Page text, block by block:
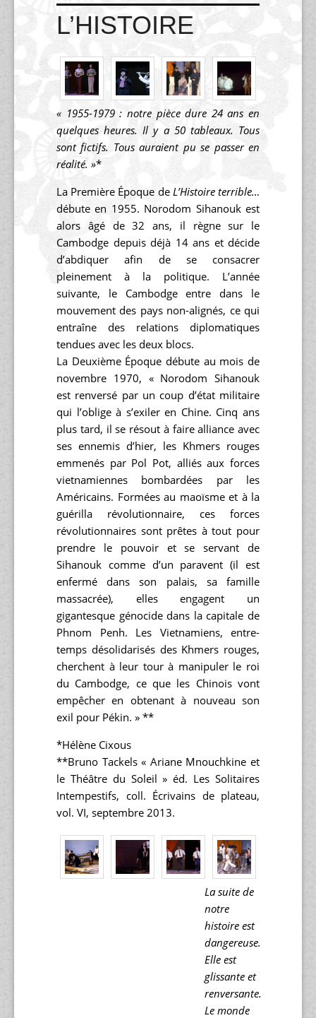
L’HISTOIRE
« 1955-1979 : notre pièce dure 24 ans en
quelques heures. Il y a 50 tableaux. Tous
sont fictifs. Tous auraient pu se passer en
réalité. »*
La Première Époque deL’Histoire terrible…
débute en 1955. Norodom Sihanouk est
alors âgé de 32 ans, il règne sur le
Cambodge depuis déjà 14 ans et décide
d’abdiquer afin de se consacrer
pleinement à la politique. L’année
suivante, le Cambodge entre dans le
mouvement des pays non-alignés, ce qui
entraîne des relations diplomatiques
tendues avec les deux blocs.
La Deuxième Époque débute au mois de
novembre 1970, « Norodom Sihanouk
est renversé par un coup d’état militaire
qui l’oblige à s’exiler en Chine. Cinq ans
plus tard, il se résout à faire alliance avec
ses ennemis d’hier, les Khmers rouges
emmenés par Pol Pot, alliés aux forces
vietnamiennes bombardées par les
Américains. Formées au maoïsme et à la
guérilla révolutionnaire, ces forces
révolutionnaires sont prêtes à tout pour
prendre le pouvoir et se servant de
Sihanouk comme d’un paravent (il est
enfermé dans son palais, sa famille
massacrée), elles engagent un
gigantesque génocide dans la capitale de
Phnom Penh. Les Vietnamiens, entre-
temps désolidarisés des Khmers rouges,
cherchent à leur tour à manipuler le roi
du Cambodge, ce que les Chinois vont
empêcher en obtenant à nouveau son
exil pour Pékin. » **
*Hélène Cixous
**Bruno Tackels « Ariane Mnouchkine et
le Théâtre du Soleil » éd. Les Solitaires
Intempestifs, coll. Écrivains de plateau,
vol. VI, septembre 2013.
La suite de
notre
histoire est
dangereuse.
Elle est
glissante et
renversante.
Le monde